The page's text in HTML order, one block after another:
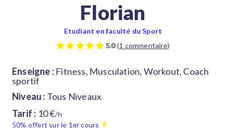
Florian
Etudiant en faculté du Sport
5.0(1 commentaire)
Enseigne : Fitness, Musculation, Workout, Coach
sportif
Niveau : Tous Niveaux
Tarif : 10 €/h
50% offert sur le 1er cours